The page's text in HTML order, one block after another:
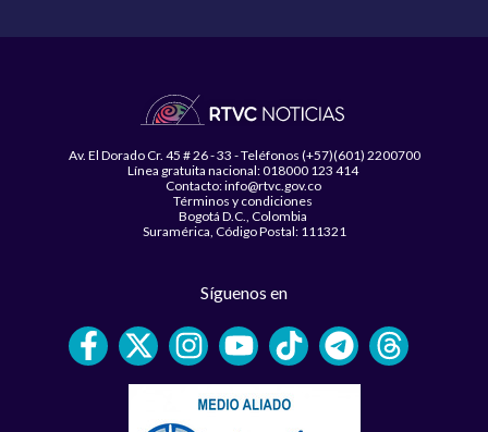
Av. El Dorado Cr. 45 # 26 - 33 - Teléfonos (+57)(601) 2200700
Línea gratuita nacional: 018000 123 414
Contacto: info@rtvc.gov.co
Términos y condiciones
Bogotá D.C., Colombia
Suramérica, Código Postal: 111321
Síguenos en